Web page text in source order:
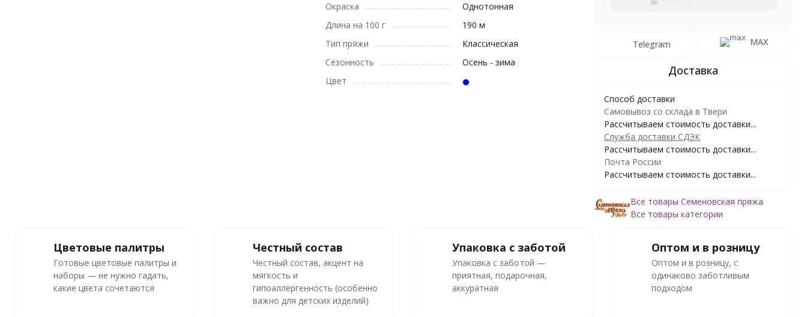
Окраска
Однотонная
Длина на 100 г
190 м
Тип пряжи
Классическая
Сезонность
Осень - зима
Цвет
Telegram MAX
Способ доставки
Самовывоз со склада в Твери
Рассчитываем стоимость доставки...
Служба доставки СДЭК
Рассчитываем стоимость доставки...
Почта России
Рассчитываем стоимость доставки...
Все товары Семеновская пряжа
Все товары категории
Цветовые палитры
Готовые цветовые палитры и
наборы — не нужно гадать,
какие цвета сочетаются
Честный состав
Честный состав, акцент на
мягкость и
гипоаллергенность (особенно
важно для детских изделий)
Упаковка с заботой
Упаковка с заботой —
приятная, подарочная,
аккуратная
Оптом и в розницу
Оптом и в розницу, с
одинаково заботливым
подходом